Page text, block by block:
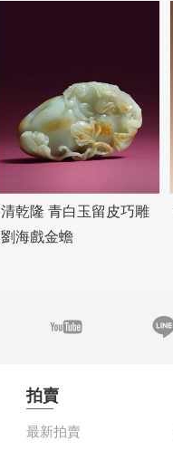
清乾隆 青白玉留皮巧雕
劉海戲金蟾
拍賣
最新拍賣